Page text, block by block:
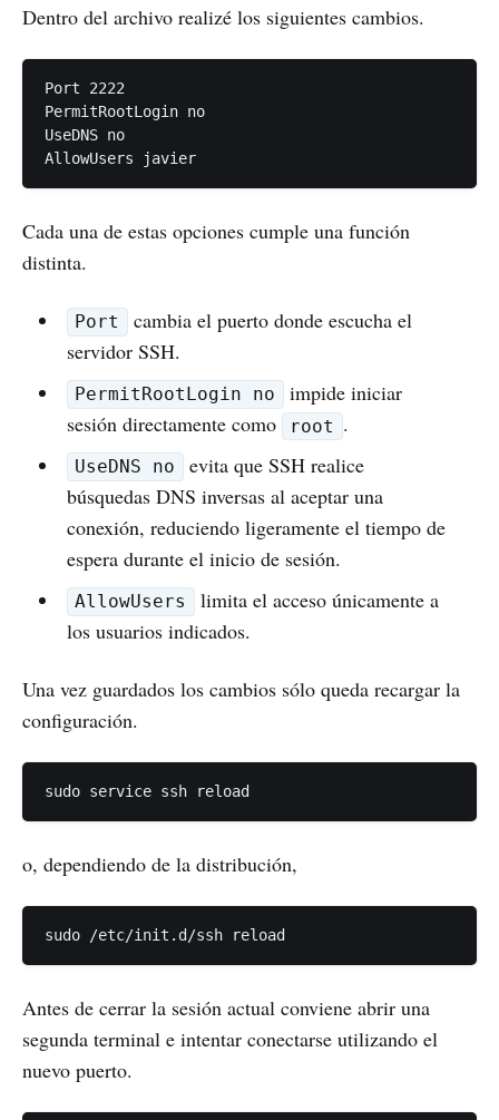
Dentro del archivo realizé los siguientes cambios.
Port 2222
PermitRootLogin no
UseDNS no
Cada una de estas opciones cumple una función
distinta.
Port
cambia el puerto donde escucha el
servidor SSH.
PermitRootLogin no
impide iniciar
sesión directamente como
root .
UseDNS no
evita que SSH realice
búsquedas DNS inversas al aceptar una
conexión, reduciendo ligeramente el tiempo de
espera durante el inicio de sesión.
AllowUsers
limita el acceso únicamente a
los usuarios indicados.
Una vez guardados los cambios sólo queda recargar la
configuración.
o, dependiendo de la distribución,
Antes de cerrar la sesión actual conviene abrir una
segunda terminal e intentar conectarse utilizando el
nuevo puerto.